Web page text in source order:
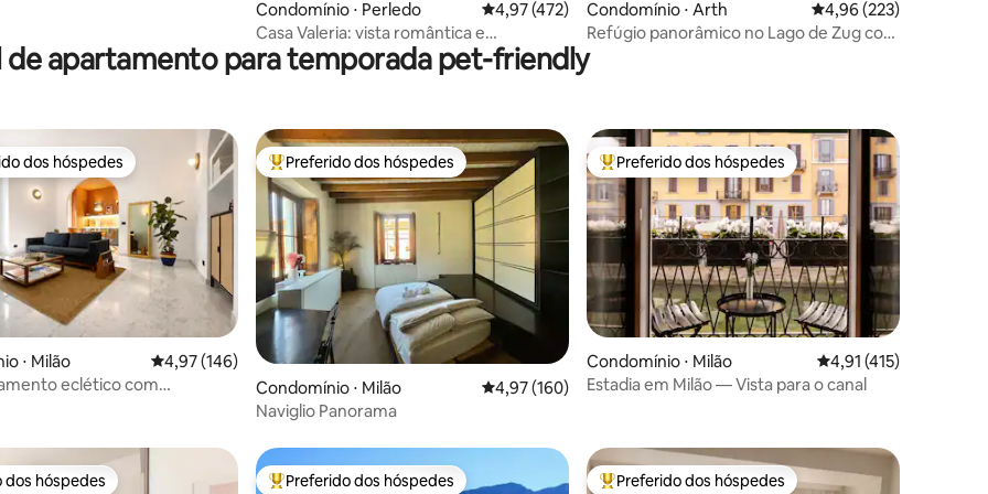
de 5, 184 avaliações Condomínio ⋅ Perledo 4,97 de uma avaliação média de 5, 472 avaliações
4,97 (472)
Casa Valeria: vista romântica e
deslumbrante no Lago de Como
Condomínio ⋅ Arth 4,96 de uma avaliação
4,96 (223)
Refúgio panorâmico no Lago de Zug com
spa opcional
de apartamento para temporada pet-friendly
de 5, 343 avaliações
preferidos dos hóspedes
dos hóspedes
⋅ Milão 4,97 de uma avaliação média de 5, 146 avaliações
4,97 (146)
eclético com
Entre os melhores preferidos dos hóspedes
Preferido dos hóspedes
Condomínio ⋅ Milão 4,97 de uma avaliação média de 5, 160 avaliações
4,97 (160)
Naviglio Panorama
Entre os melhores preferidos dos hóspedes
Preferido dos hóspedes
Condomínio ⋅ Milão 4,91 de uma avaliação
4,91 (415)
Estadia em Milão — Vista para o canal
dos hóspedes Preferido dos hóspedes Preferido dos hóspedes